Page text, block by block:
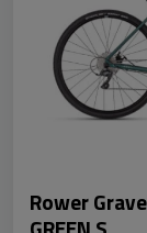
Rower